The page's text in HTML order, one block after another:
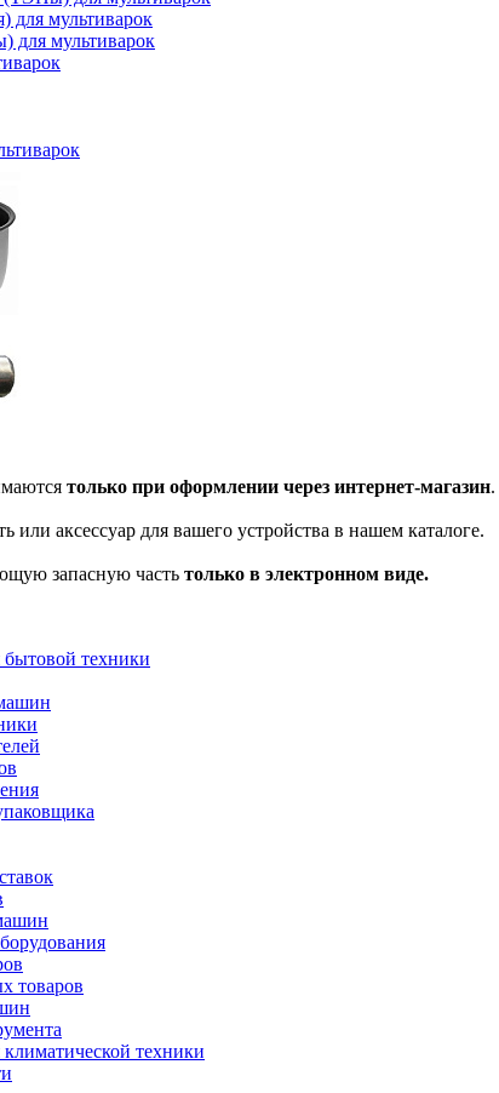
для мультиварок
для мультиварок
только при оформлении через интернет-магазин.
или аксессуар для вашего устройства в нашем каталоге.
запасную часть только в электронном виде.
бытовой техники
товаров
техники